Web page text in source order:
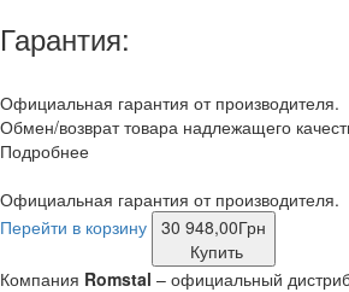
Гарантия:
Официальная гарантия от производителя.
Обмен/возврат товара надлежащего
Подробнее
Официальная гарантия от производителя.
Перейти в корзину 30 948,00Грн
Купить
Компания Romstal – официальный